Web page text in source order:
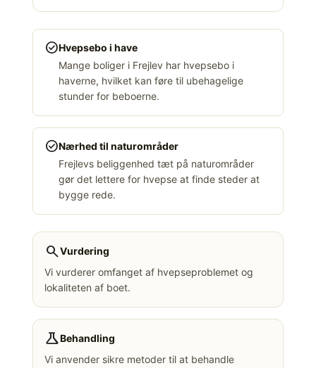
check_circleHvepsebo i have
Mange boliger i Frejlev har hvepsebo i
haverne, hvilket kan føre til ubehagelige
stunder for beboerne.
check_circleNærhed til naturområder
Frejlevs beliggenhed tæt på naturområder
gør det lettere for hvepse at finde steder at
bygge rede.
searchVurdering
Vi vurderer omfanget af hvepseproblemet og
lokaliteten af boet.
scienceBehandling
Vi anvender sikre metoder til at behandle